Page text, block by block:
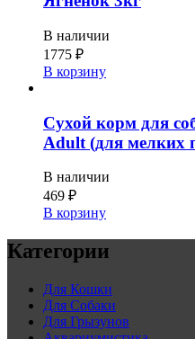
В наличии
1775 ₽
В корзину
Сухой корм для
Adult (для мелких
В наличии
469 ₽
В корзину
Категории
Для Кошки
Для Собаки
Для Грызунов